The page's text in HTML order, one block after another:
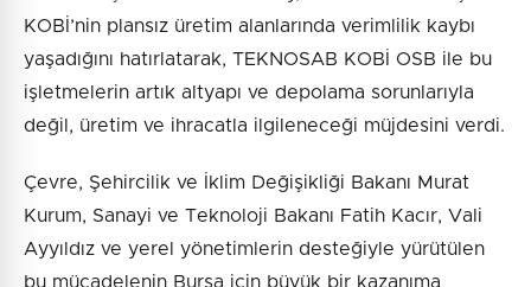
KOBİ’nin plansız üretim alanlarında verimlilik kaybı
yaşadığını hatırlatarak, TEKNOSAB KOBİ OSB ile bu
işletmelerin artık altyapı ve depolama sorunlarıyla
değil, üretim ve ihracatla ilgileneceği müjdesini verdi.
Çevre, Şehircilik ve İklim Değişikliği Bakanı Murat
Kurum, Sanayi ve Teknoloji Bakanı Fatih Kacır, Vali
Ayyıldız ve yerel yönetimlerin desteğiyle yürütülen
bu mücadelenin Bursa için büyük bir kazanıma